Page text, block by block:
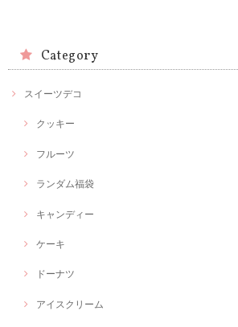
Category
スイーツデコ
クッキー
フルーツ
ランダム福袋
キャンディー
ケーキ
ドーナツ
アイスクリーム